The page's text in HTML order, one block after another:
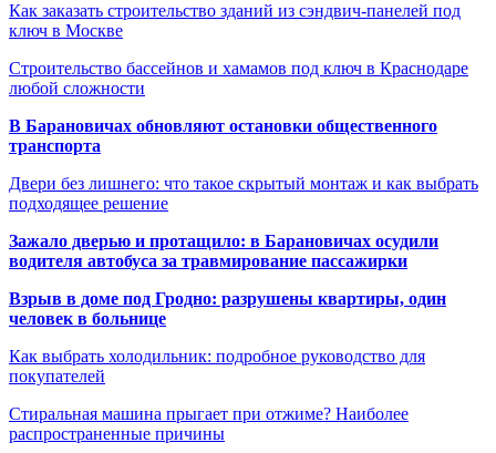
Как заказать строительство зданий из сэндвич-панелей под
ключ в Москве
Строительство бассейнов и хамамов под ключ в Краснодаре
любой сложности
В Барановичах обновляют остановки общественного
транспорта
Двери без лишнего: что такое скрытый монтаж и как выбрать
подходящее решение
Зажало дверью и протащило: в Барановичах осудили
водителя автобуса за травмирование пассажирки
Взрыв в доме под Гродно: разрушены квартиры, один
человек в больнице
Как выбрать холодильник: подробное руководство для
покупателей
Стиральная машина прыгает при отжиме? Наиболее
распространенные причины